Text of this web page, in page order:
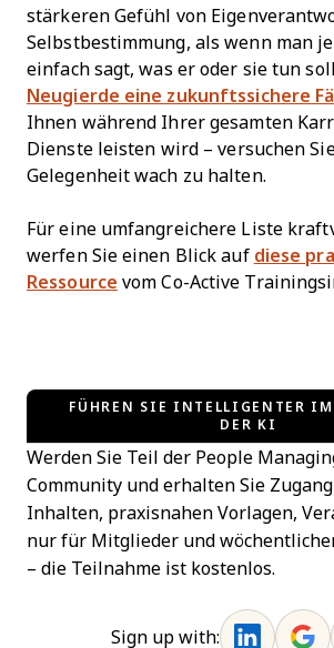
stärkeren Gefühl von
Selbstbestimmung, als wenn man
einfach sagt, was er oder sie tun
Neugierde eine zukunftssichere
Ihnen während Ihrer gesamten
Dienste leisten wird – versuchen
Gelegenheit wach zu halten.
Für eine umfangreichere Liste
werfen Sie einen Blick auf diese
Ressource vom Co-Active
FÜHREN SIE INTELLIGENTER
DER KI
Werden Sie Teil der People
Community und erhalten Sie
Inhalten, praxisnahen Vorlagen,
nur für Mitglieder und
– die Teilnahme ist kostenlos.
Sign up with: